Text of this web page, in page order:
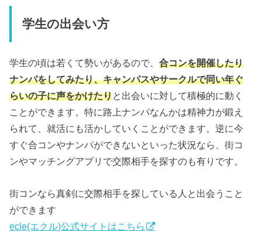
学生の出会い方
学生の頃は若くて勢いがあるので、合コンを開催したり
ナンパをしてみたり、キャンパスやサークルで同い年ぐ
らいの子に声をかけたりと出会いに対して積極的に動く
ことができます。特に路上ナンパなんかは精神力が鍛え
られて、就活にも活かしていくことができます。逆に今
すぐ合コンやナンパができないといった状況なら、街コ
ンやマッチングアプリで交際相手を探すのも有りです。
街コンなら真剣に交際相手を探している人と出会うこと
ができます
ecle(エクル)公式サイトはこちら